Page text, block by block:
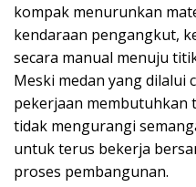
kompak menurunkan
kendaraan pengangkut,
secara manual menuju
Meski medan yang dilalui
pekerjaan membutuhkan
tidak mengurangi
untuk terus bekerja
proses pembangunan.